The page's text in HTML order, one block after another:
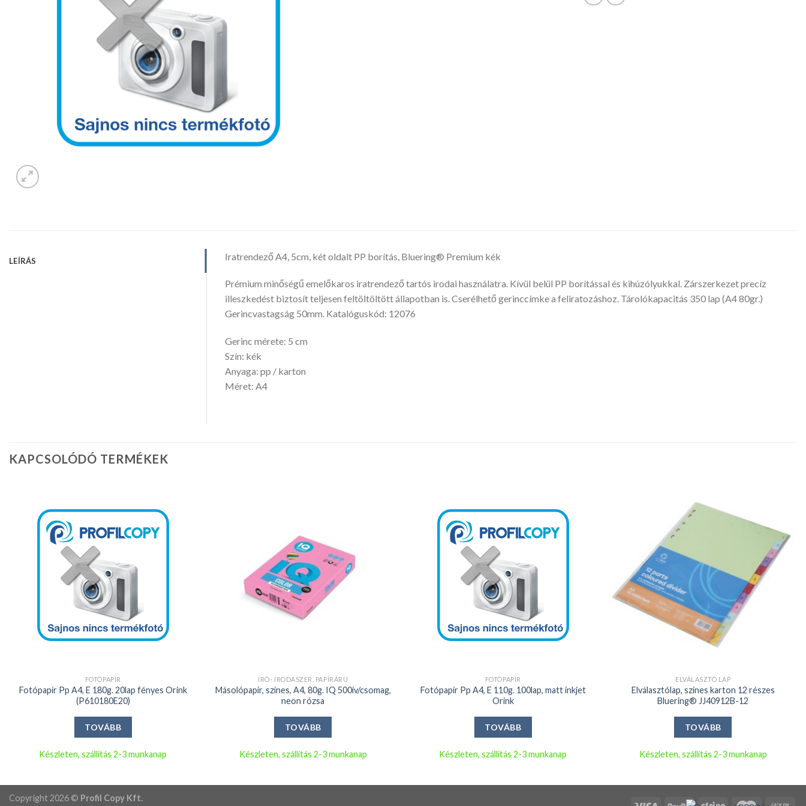
LEÍRÁS Iratrendező A4, 5cm, két oldalt PP borítás, Bluering® Premium kék
Prémium minőségű emelőkaros iratrendező tartós irodai használatra. Kívül belül PP borítással és kihúzólyukkal. Zárszerkezet precíz
illeszkedést biztosít teljesen feltöltöltött állapotban is. Cserélhető gerinccímke a feliratozáshoz. Tárolókapacitás 350 lap (A4 80gr.)
Gerincvastagság 50mm. Katalóguskód: 12076
Gerinc mérete: 5 cm
Szín: kék
Anyaga: pp / karton
Méret: A4
KAPCSOLÓDÓ TERMÉKEK
Kedvencekhez
FOTÓPAPÍR
Fotópapír Pp A4, E 180g. 20lap fényes Orink
(P610180E20)
TOVÁBB
Készleten, szállítás 2-3 munkanap
ÍRÓ- IRODASZER, PAPÍRÁRU
Másolópapír, színes, A4, 80g. IQ 500ív/csomag,
neon rózsa
TOVÁBB
Készleten, szállítás 2-3 munkanap
Kedvencekhez
FOTÓPAPÍR
Fotópapír Pp A4, E 110g. 100lap, matt inkjet
Orink
TOVÁBB
Készleten, szállítás 2-3 munkanap
ELVÁLASZTÓ LAP
Elválasztólap, színes karton 12 részes
Bluering® JJ40912B-12
TOVÁBB
Készleten, szállítás 2-3 munkanap
Copyright 2026 © Profil Copy Kft.